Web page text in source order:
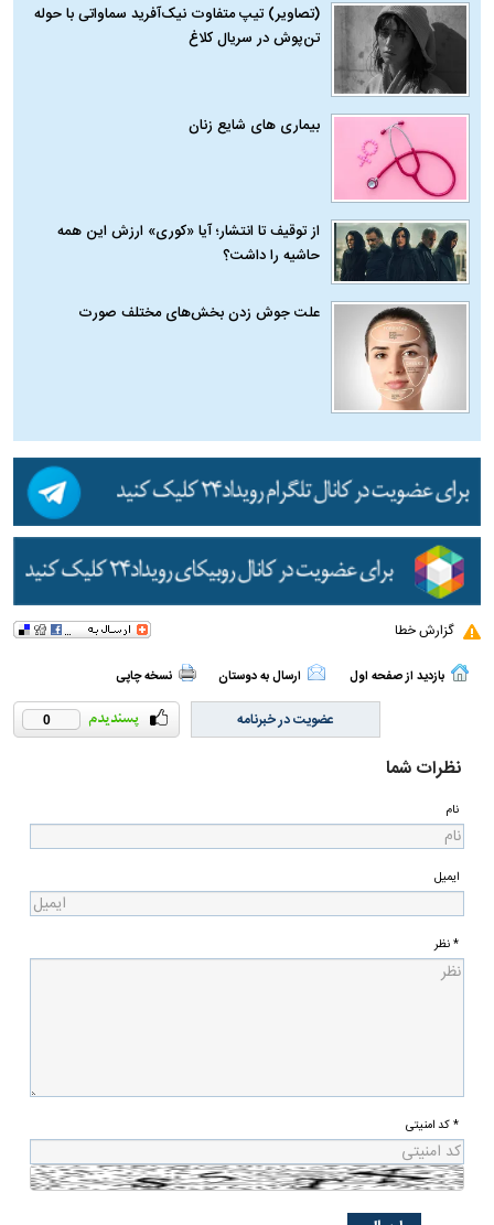
(تصاویر) تیپ متفاوت نیک‌آفرید سماواتی با حوله
تن‌پوش در سریال کلاغ
بیماری‌ های شایع زنان
از توقیف تا انتشار؛ آیا «کوری» ارزش این همه
حاشیه را داشت؟
علت جوش زدن بخش‌های مختلف صورت
گزارش خطا
بازدید از صفحه اول ارسال به دوستان نسخه چاپی
0 عضویت در خبرنامه
نظرات شما
نام
ایمیل
* نظر
* کد امنیتی